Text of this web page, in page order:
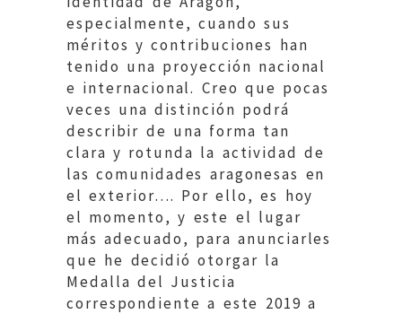
especialmente, cuando sus
méritos y contribuciones han
tenido una proyección nacional
e internacional. Creo que pocas
veces una distinción podrá
describir de una forma tan
clara y rotunda la actividad de
las comunidades aragonesas en
el exterior…. Por ello, es hoy
el momento, y este el lugar
más adecuado, para anunciarles
que he decidió otorgar la
Medalla del Justicia
correspondiente a este 2019 a